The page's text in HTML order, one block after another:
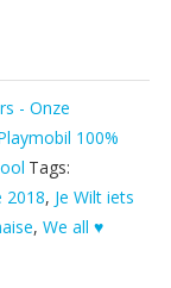
- Onze
100%
Tags:
2018, Je Wilt iets
, We all ♥